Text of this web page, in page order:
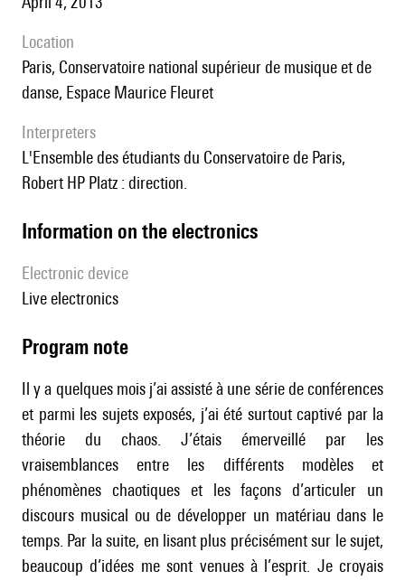
location
Paris, Conservatoire national supérieur de musique et de
danse, Espace Maurice Fleuret
interpreters
l'Ensemble des étudiants du Conservatoire de Paris,
Robert HP Platz : direction.
Information on the electronics
Electronic device
live electronics
Program note
Il y a quelques mois j’ai assisté à une série de conférences
et parmi les sujets exposés, j’ai été surtout captivé par la
théorie du chaos. J’étais émerveillé par les
vraisemblances entre les différents modèles et
phénomènes chaotiques et les façons d’articuler un
discours musical ou de développer un matériau dans le
temps. Par la suite, en lisant plus précisément sur le sujet,
beaucoup d’idées me sont venues à l’esprit. Je croyais